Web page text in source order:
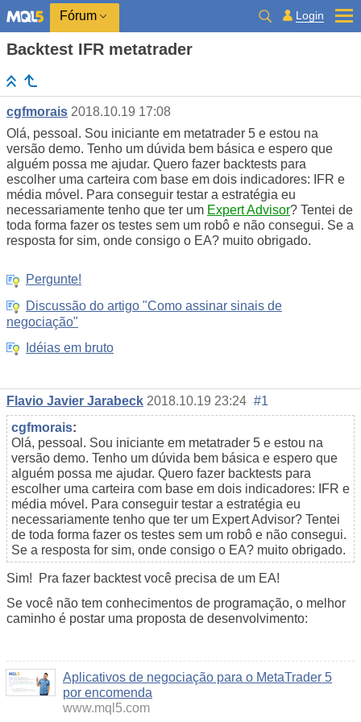
Fórum Login
Backtest IFR metatrader
cgfmorais 2018.10.19 17:08
Olá, pessoal. Sou iniciante em metatrader 5 e estou na
versão demo. Tenho um dúvida bem básica e espero que
alguém possa me ajudar. Quero fazer backtests para
escolher uma carteira com base em dois indicadores: IFR e
média móvel. Para conseguir testar a estratégia eu
necessariamente tenho que ter um Expert Advisor? Tentei de
toda forma fazer os testes sem um robô e não consegui. Se a
resposta for sim, onde consigo o EA? muito obrigado.
Pergunte!
Discussão do artigo "Como assinar sinais de
negociação"
Idéias em bruto
Flavio Javier Jarabeck 2018.10.19 23:24 #1
cgfmorais:
Olá, pessoal. Sou iniciante em metatrader 5 e estou na
versão demo. Tenho um dúvida bem básica e espero que
alguém possa me ajudar. Quero fazer backtests para
escolher uma carteira com base em dois indicadores: IFR e
média móvel. Para conseguir testar a estratégia eu
necessariamente tenho que ter um Expert Advisor? Tentei
de toda forma fazer os testes sem um robô e não consegui.
Se a resposta for sim, onde consigo o EA? muito obrigado.
Sim! Pra fazer backtest você precisa de um EA!
Se você não tem conhecimentos de programação, o melhor
caminho é postar uma proposta de desenvolvimento:
Aplicativos de negociação para o MetaTrader 5
por encomenda
www.mql5.com